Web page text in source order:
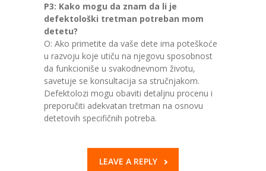
P3: Kako mogu da znam da li je
defektološki tretman potreban mom
detetu?
O: Ako primetite da vaše dete ima poteškoće
u razvoju koje utiču na njegovu sposobnost
da funkcioniše u svakodnevnom životu,
savetuje se konsultacija sa stručnjakom.
Defektolozi mogu obaviti detaljnu procenu i
preporučiti adekvatan tretman na osnovu
detetovih specifičnih potreba.
LEAVE A REPLY